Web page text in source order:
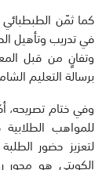
كما ثمّن الطبطبائي
في تدريب وتأهيل
وتفانٍ من قبل
برسالة التعليم
وفي ختام تصريحه،
للمواهب
لتعزيز حضور